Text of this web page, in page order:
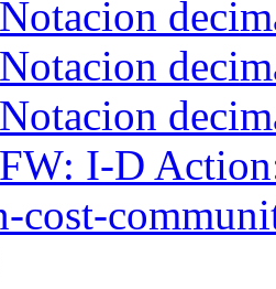
I-D
cost-